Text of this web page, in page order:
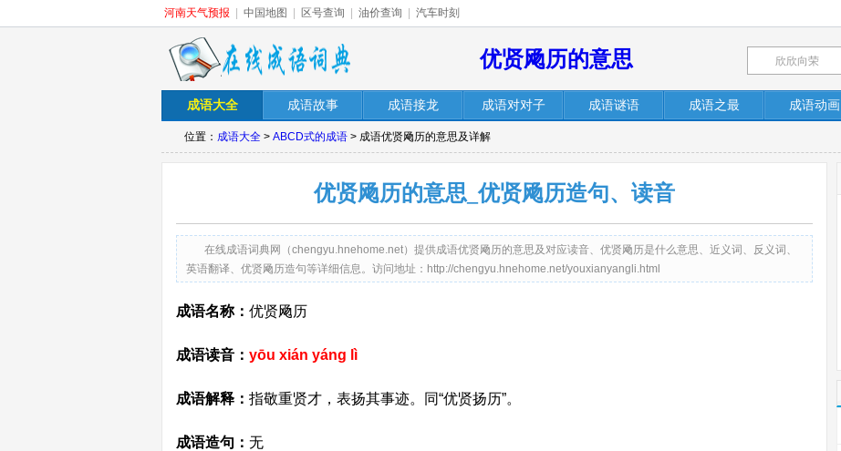
河南天气预报 中国地图 区号查询 油价查询 汽车时刻
优贤飏历的意思
成语大全 成语故事 成语接龙 成语对对子 成语谜语 成语之最 成语动画
位置： 成语大全 > ABCD式的成语 > 成语优贤飏历的意思及详解
优贤飏历的意思_优贤飏历造句、读音
在线成语词典网（chengyu.hnehome.net）提供成语优贤飏历的意思及对应读音、优贤飏历是什么意思、近义词、反义词、
英语翻译、优贤飏历造句等详细信息。访问地址：http://chengyu.hnehome.net/youxianyangli.html
成语名称： 优贤飏历
成语读音： yōu xián yáng lì
成语解释： 指敬重贤才，表扬其事迹。同“优贤扬历”。
成语造句： 无